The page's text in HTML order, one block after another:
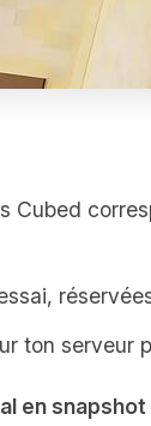
Cubed
ton serveur
en snapshot